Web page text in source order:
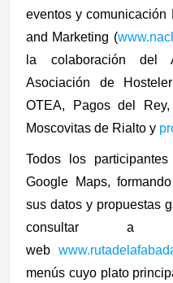
eventos y comunicación
and Marketing (
la colaboración del
Asociación de
OTEA, Pagos del
Moscovitas de Rialto y
Todos los
Google Maps,
sus datos y propuestas
consultar
web
menús cuyo plato